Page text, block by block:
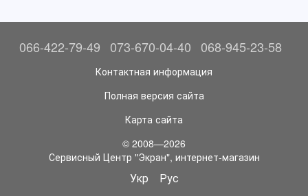
066-422-79-49 073-670-04-40 068-945-23-58
Контактная информация
Полная версия сайта
Карта сайта
© 2008—2026
Сервисный Центр "Экран", интернет-магазин
Укр Рус